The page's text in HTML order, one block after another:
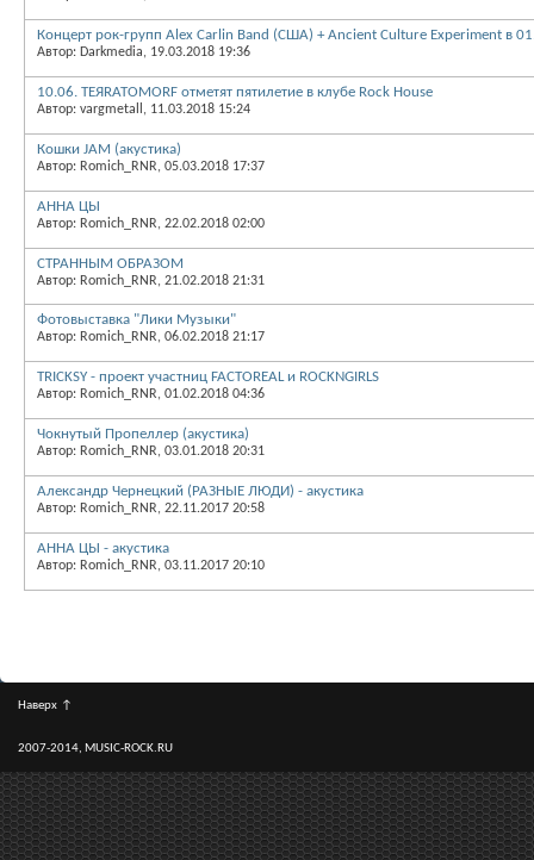
Концерт рок-групп Alex Carlin Band (США) + Ancient Culture Experiment в
Автор: Darkmedia, 19.03.2018 19:36
10.06. TEЯRATOMORF отметят пятилетие в клубе Rock House
Автор: vargmetall, 11.03.2018 15:24
Кошки JAM (акустика)
Автор: Romich_RNR, 05.03.2018 17:37
АННА ЦЫ
Автор: Romich_RNR, 22.02.2018 02:00
СТРАННЫМ ОБРАЗОМ
Автор: Romich_RNR, 21.02.2018 21:31
Фотовыставка "Лики Музыки"
Автор: Romich_RNR, 06.02.2018 21:17
TRICKSY - проект участниц FACTOREAL и ROCKNGIRLS
Автор: Romich_RNR, 01.02.2018 04:36
Чокнутый Пропеллер (акустика)
Автор: Romich_RNR, 03.01.2018 20:31
Александр Чернецкий (РАЗНЫЕ ЛЮДИ) - акустика
Автор: Romich_RNR, 22.11.2017 20:58
АННА ЦЫ - акустика
Автор: Romich_RNR, 03.11.2017 20:10
Наверх ↑
2007-2014, MUSIC-ROCK.RU